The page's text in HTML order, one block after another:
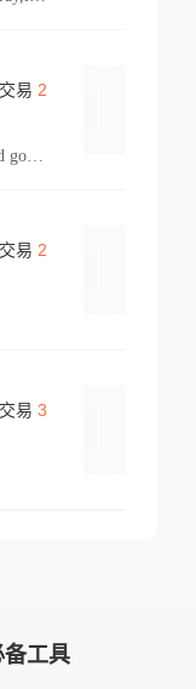
易 2
personal effect,used household goods
易 2
易 3
工具